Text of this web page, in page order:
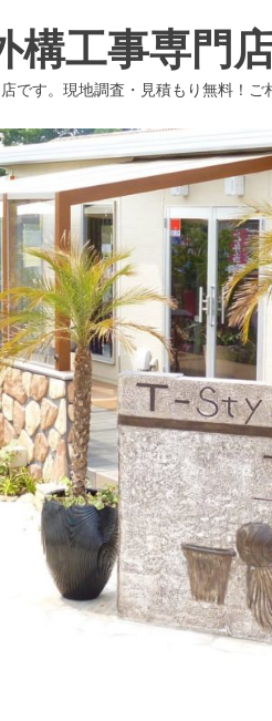
工事専門
です。現地調査・見積もり無料！ご